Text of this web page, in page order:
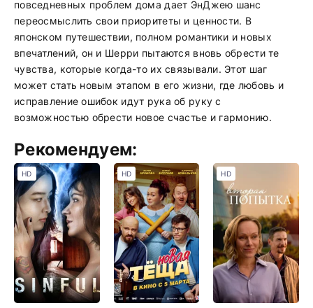
повседневных проблем дома дает ЭнДжею шанс
переосмыслить свои приоритеты и ценности. В
японском путешествии, полном романтики и новых
впечатлений, он и Шерри пытаются вновь обрести те
чувства, которые когда-то их связывали. Этот шаг
может стать новым этапом в его жизни, где любовь и
исправление ошибок идут рука об руку с
возможностью обрести новое счастье и гармонию.
Рекомендуем:
HD HD HD